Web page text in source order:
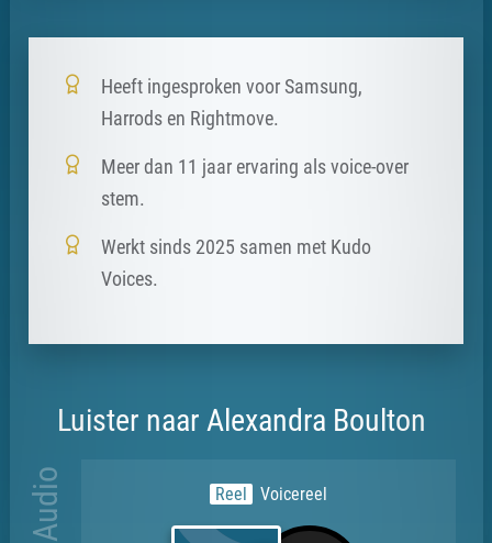
Heeft ingesproken voor Samsung,
Harrods en Rightmove.
Meer dan 11 jaar ervaring als voice-over
stem.
Werkt sinds 2025 samen met Kudo
Voices.
Luister naar Alexandra Boulton
Audio Reel Voicereel